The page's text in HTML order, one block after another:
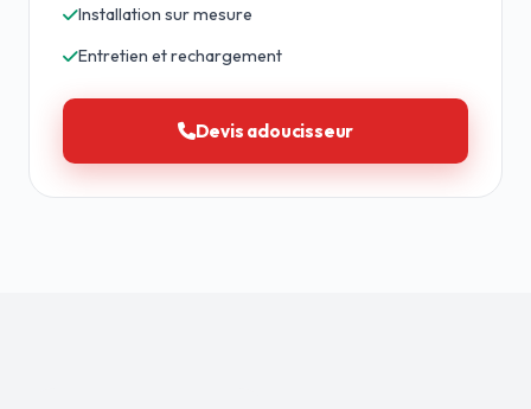
Installation sur mesure
Entretien et rechargement
Devis adoucisseur